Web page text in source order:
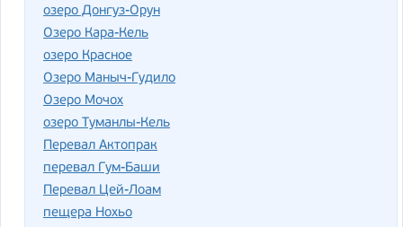
озеро Донгуз-Орун
Озеро Кара-Кель
озеро Красное
Озеро Маныч-Гудило
Озеро Мочох
озеро Туманлы-Кель
Перевал Актопрак
перевал Гум-Баши
Перевал Цей-Лоам
пещера Нохьо